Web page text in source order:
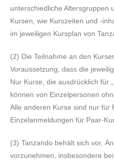
unterschiedliche Altersgruppen
Kursen, wie Kurszeiten und -
im jeweiligen Kursplan von
(2) Die Teilnahme an den
Voraussetzung, dass die
Nur Kurse, die ausdrücklich für
können von Einzelpersonen
Alle anderen Kurse sind nur für
Einzelanmeldungen für Paar-
(3) Tanzando behält sich vor,
vorzunehmen, insbesondere